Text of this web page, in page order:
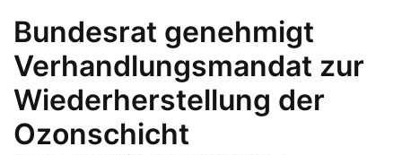
Bundesrat genehmigt
Verhandlungsmandat zur
Wiederherstellung der
Ozonschicht